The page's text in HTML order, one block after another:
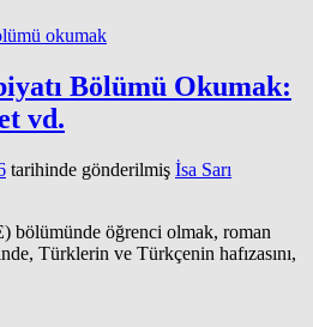
Bölümü Okumak:
vd.
tarihinde gönderilmiş İsa Sarı
bölümünde öğrenci olmak, roman
Türklerin ve Türkçenin hafızasını,